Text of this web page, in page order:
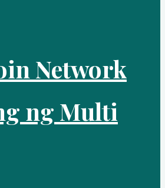
Network
ng Multi